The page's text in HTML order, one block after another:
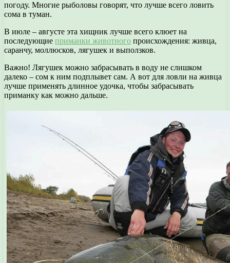
погоду. Многие рыболовы говорят, что лучше всего ловить
сома в туман.
В июле – августе эта хищник лучше всего клюет на
последующие приманки животного происхождения: живца,
саранчу, моллюсков, лягушек и выползков.
Важно! Лягушек можно забрасывать в воду не слишком
далеко – сом к ним подплывет сам. А вот для ловли на живца
лучше применять длинное удочка, чтобы забрасывать
приманку как можно дальше.